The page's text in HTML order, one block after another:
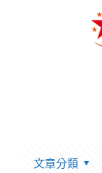
文章分類